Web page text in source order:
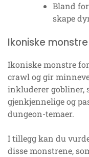
Bland
skape
Ikoniske
Ikoniske monstre
crawl og gir
inkluderer gobliner,
gjenkjennelige og
dungeon-temaer.
I tillegg kan du
disse monstrene,